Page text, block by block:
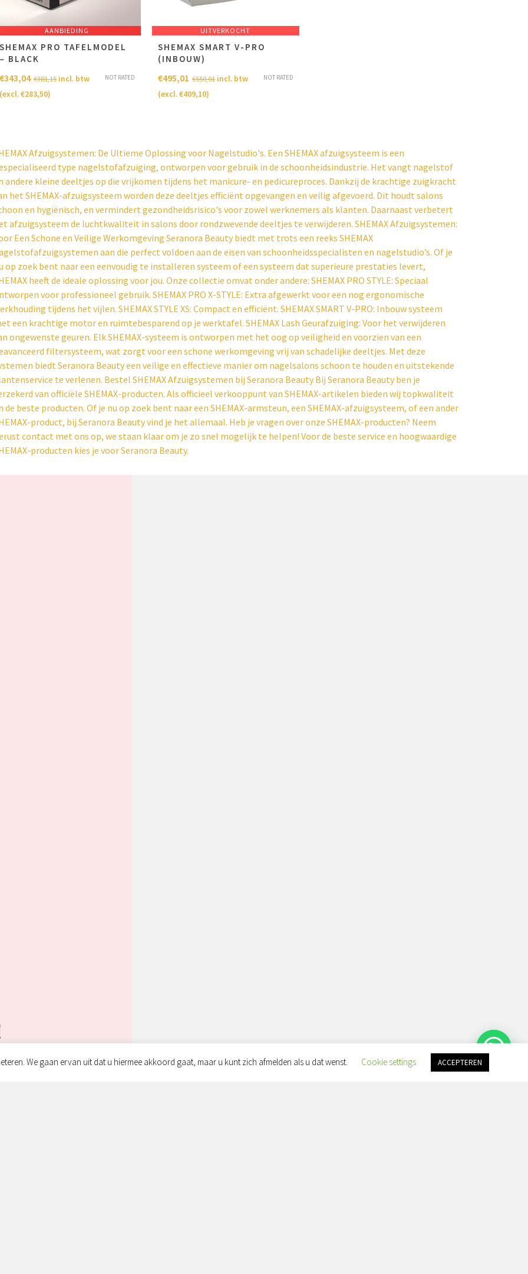
AANBIEDING
SHEMAX PRO TAFELMODEL
– BLACK
NOT RATED
€381,15
€343,04
incl. btw
(excl.€283,50)
UITVERKOCHT
SHEMAX SMART V-PRO
(INBOUW)
NOT RATED
€550,01
€495,01
incl. btw
(excl.€409,10)
Afzuigsystemen: De Ultieme Oplossing voor Nagelstudio's. Een SHEMAX afzuigsysteem is een
type nagelstofafzuiging, ontworpen voor gebruik in de schoonheidsindustrie. Het vangt nagelstof
andere kleine deeltjes op die vrijkomen tijdens het manicure- en pedicureproces. Dankzij de krachtige zuigkracht
het SHEMAX-afzuigsysteem worden deze deeltjes efficiënt opgevangen en veilig afgevoerd. Dit houdt salons
en hygiënisch, en vermindert gezondheidsrisico's voor zowel werknemers als klanten. Daarnaast verbetert
afzuigsysteem de luchtkwaliteit in salons door rondzwevende deeltjes te verwijderen. SHEMAX Afzuigsystemen:
Een Schone en Veilige Werkomgeving Seranora Beauty biedt met trots een reeks SHEMAX
aan die perfect voldoen aan de eisen van schoonheidsspecialisten en nagelstudio’s. Of je
op zoek bent naar een eenvoudig te installeren systeem of een systeem dat superieure prestaties levert,
heeft de ideale oplossing voor jou. Onze collectie omvat onder andere: SHEMAX PRO STYLE: Speciaal
voor professioneel gebruik. SHEMAX PRO X-STYLE: Extra afgewerkt voor een nog ergonomische
tijdens het vijlen. SHEMAX STYLE XS: Compact en efficiënt. SHEMAX SMART V-PRO: Inbouw systeem
een krachtige motor en ruimtebesparend op je werktafel. SHEMAX Lash Geurafzuiging: Voor het verwijderen
ongewenste geuren. Elk SHEMAX-systeem is ontworpen met het oog op veiligheid en voorzien van een
filtersysteem, wat zorgt voor een schone werkomgeving vrij van schadelijke deeltjes. Met deze
biedt Seranora Beauty een veilige en effectieve manier om nagelsalons schoon te houden en uitstekende
te verlenen. Bestel SHEMAX Afzuigsystemen bij Seranora Beauty Bij Seranora Beauty ben je
van officiële SHEMAX-producten. Als officieel verkooppunt van SHEMAX-artikelen bieden wij topkwaliteit
de beste producten. Of je nu op zoek bent naar een SHEMAX-armsteun, een SHEMAX-afzuigsysteem, of een ander
product, bij Seranora Beauty vind je het allemaal. Heb je vragen over onze SHEMAX-producten? Neem
contact met ons op, we staan klaar om je zo snel mogelijk te helpen! Voor de beste service en hoogwaardige
producten kies je voor Seranora Beauty.
We gaan ervan uit dat u hiermee akkoord gaat, maar u kunt zich afmelden als u dat wenst. Cookie settings ACCEPTEREN